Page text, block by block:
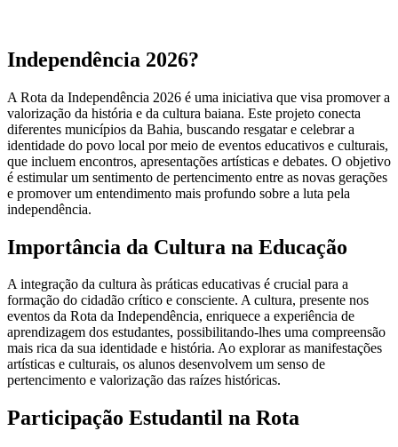
Independência 2026?
A Rota da Independência 2026 é uma iniciativa que visa promover a
valorização da história e da cultura baiana. Este projeto conecta
diferentes municípios da Bahia, buscando resgatar e celebrar a
identidade do povo local por meio de eventos educativos e culturais,
que incluem encontros, apresentações artísticas e debates. O objetivo
é estimular um sentimento de pertencimento entre as novas gerações
e promover um entendimento mais profundo sobre a luta pela
independência.
Importância da Cultura na Educação
A integração da cultura às práticas educativas é crucial para a
formação do cidadão crítico e consciente. A cultura, presente nos
eventos da Rota da Independência, enriquece a experiência de
aprendizagem dos estudantes, possibilitando-lhes uma compreensão
mais rica da sua identidade e história. Ao explorar as manifestações
artísticas e culturais, os alunos desenvolvem um senso de
pertencimento e valorização das raízes históricas.
Participação Estudantil na Rota